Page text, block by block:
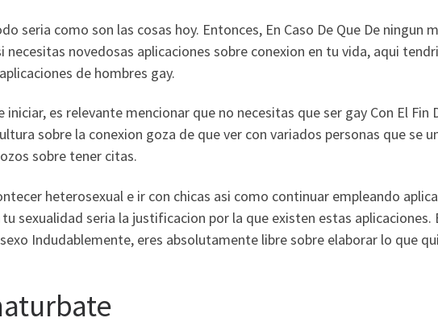
seri­a como son las cosas hoy. Entonces, En Caso De Que De ningun
necesitas novedosas aplicaciones sobre conexion en tu vida, aqui
de hombres gay.
iniciar, es relevante mencionar que no necesitas que ser gay Con El Fin
sobre la conexion goza de que ver con variados personas que se
sobre tener citas.
heterosexual e ir con chicas asi­ como continuar empleando
tu sexualidad seri­a la justificacion por la que existen estas
Indudablemente, eres absolutamente libre sobre elaborar lo que